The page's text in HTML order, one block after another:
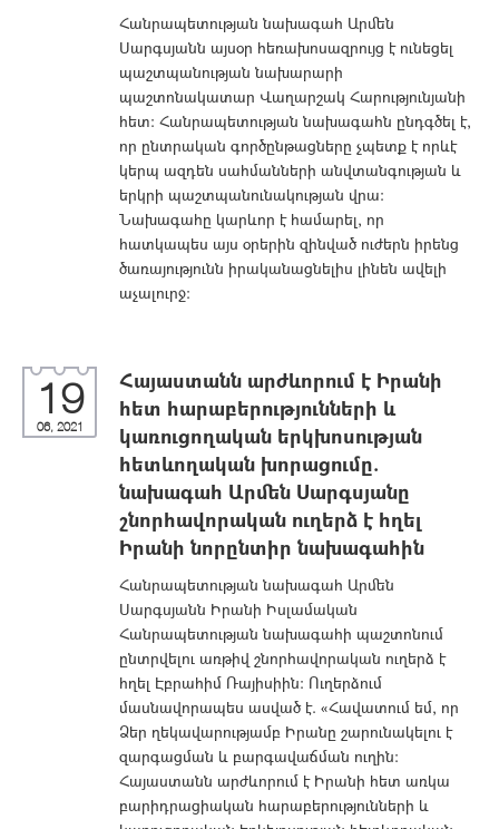
Հանրապետության նախագահ Արմեն
Սարգսյանն այսօր հեռախոսազրույց է ունեցել
պաշտպանության նախարարի
պաշտոնակատար Վաղարշակ Հարությունյանի
հետ: Հանրապետության նախագահն ընդգծել է,
որ ընտրական գործընթացները չպետք է որևէ
կերպ ազդեն սահմանների անվտանգության և
երկրի պաշտպանունակության վրա:
Նախագահը կարևոր է համարել, որ
հատկապես այս օրերին զինված ուժերն իրենց
ծառայությունն իրականացնելիս լինեն ավելի
աչալուրջ:
19
06, 2021
Հայաստանն արժևորում է Իրանի
հետ հարաբերությունների և
կառուցողական երկխոսության
հետևողական խորացումը.
նախագահ Արմեն Սարգսյանը
շնորհավորական ուղերձ է հղել
Իրանի նորընտիր նախագահին
Հանրապետության նախագահ Արմեն
Սարգսյանն Իրանի Իսլամական
Հանրապետության նախագահի պաշտոնում
ընտրվելու առթիվ շնորհավորական ուղերձ է
հղել Էբրահիմ Ռայիսիին: Ուղերձում
մասնավորապես ասված է. «Հավատում եմ, որ
Ձեր ղեկավարությամբ Իրանը շարունակելու է
զարգացման և բարգավաճման ուղին։
Հայաստանն արժևորում է Իրանի հետ առկա
բարիդրացիական հարաբերությունների և